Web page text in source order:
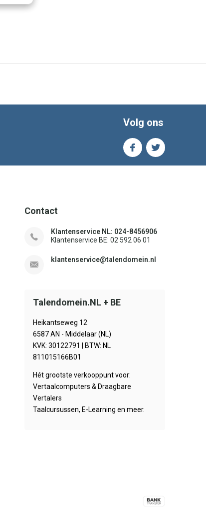
Volg ons
Contact
Klantenservice NL: 024-8456906
Klantenservice BE: 02 592 06 01
klantenservice@talendomein.nl
Talendomein.NL + BE
Heikantseweg 12
6587 AN - Middelaar (NL)
KVK: 30122791 | BTW: NL
811015166B01
Hét grootste verkooppunt voor:
Vertaalcomputers & Draagbare
Vertalers
Taalcursussen, E-Learning en meer.